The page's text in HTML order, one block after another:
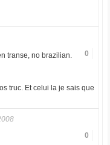
0
transe, no brazilian.
truc. Et celui la je sais que
0